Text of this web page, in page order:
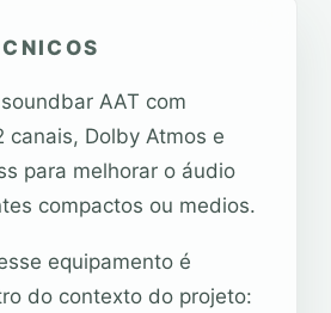
AAT com
canais, Dolby Atmos e
para melhorar o áudio
compactos ou medios.
equipamento é
do contexto do projeto: